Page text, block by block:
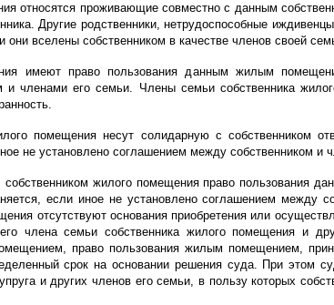
относятся проживающие совместно с данным
Другие родственники, нетрудоспособные
вселены собственником в качестве членов своей
имеют право пользования данным жилым
и членами его семьи. Члены семьи собственника
помещения несут солидарную с собственником
не установлено соглашением между собственником и
жилого помещения право пользования
если иное не установлено соглашением
отсутствуют основания приобретения или
члена семьи собственника жилого помещения и
право пользования жилым помещением,
срок на основании решения суда. При этом
и других членов его семьи, в пользу которых